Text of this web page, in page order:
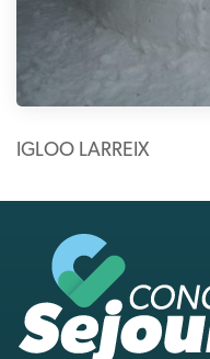
IGLOO LARREIX